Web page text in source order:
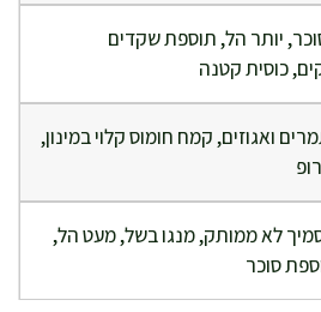
יותר הל, תוספת שקדים
כוסית קטנה
ואגוזים, קמח חומוס קלוי במינון,
סמיך לא ממותק, מנגו בשל, מעט הל,
סוכר